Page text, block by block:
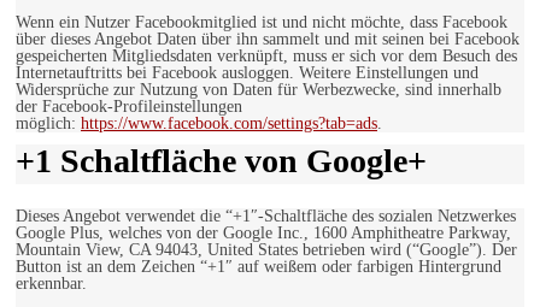
Wenn ein Nutzer Facebookmitglied ist und nicht möchte, dass Facebook
über dieses Angebot Daten über ihn sammelt und mit seinen bei Facebook
gespeicherten Mitgliedsdaten verknüpft, muss er sich vor dem Besuch des
Internetauftritts bei Facebook ausloggen. Weitere Einstellungen und
Widersprüche zur Nutzung von Daten für Werbezwecke, sind innerhalb
der Facebook-Profileinstellungen
möglich: https://www.facebook.com/settings?tab=ads.
+1 Schaltfläche von Google+
Dieses Angebot verwendet die “+1″-Schaltfläche des sozialen Netzwerkes
Google Plus, welches von der Google Inc., 1600 Amphitheatre Parkway,
Mountain View, CA 94043, United States betrieben wird (“Google”). Der
Button ist an dem Zeichen “+1″ auf weißem oder farbigen Hintergrund
erkennbar.